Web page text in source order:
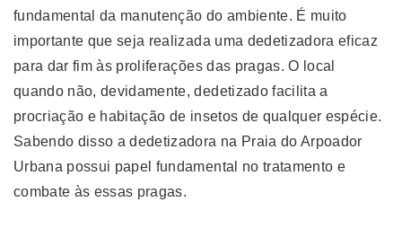
fundamental da manutenção do ambiente. É muito
importante que seja realizada uma dedetizadora eficaz
para dar fim às proliferações das pragas. O local
quando não, devidamente, dedetizado facilita a
procriação e habitação de insetos de qualquer espécie.
Sabendo disso a dedetizadora na Praia do Arpoador
Urbana possui papel fundamental no tratamento e
combate às essas pragas.